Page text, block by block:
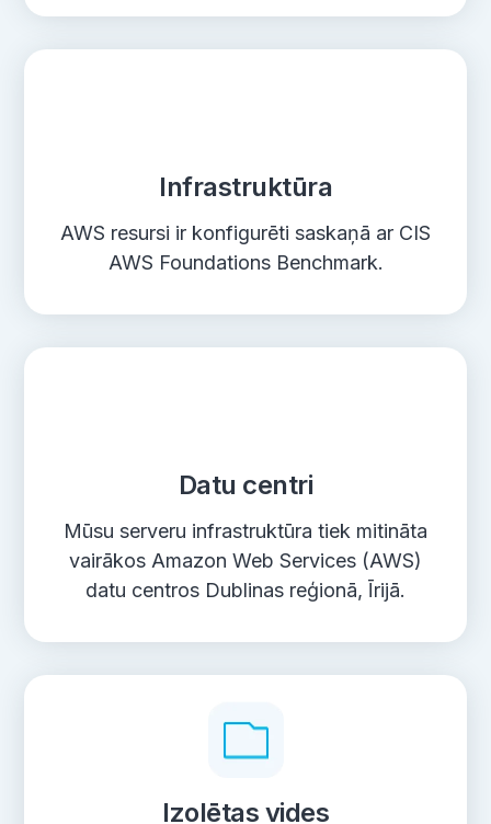
Infrastruktūra
AWS resursi ir konfigurēti saskaņā ar CIS
AWS Foundations Benchmark.
Datu centri
Mūsu serveru infrastruktūra tiek mitināta
vairākos Amazon Web Services (AWS)
datu centros Dublinas reģionā, Īrijā.
Izolētas vides